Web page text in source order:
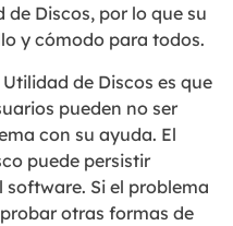
Discos, por lo que su
y cómodo para todos.
de Discos es que
pueden no ser
con su ayuda. El
puede persistir
software. Si el problema
otras formas de